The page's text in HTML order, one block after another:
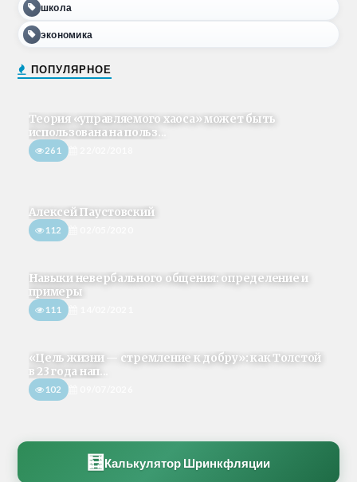
школа
экономика
ПОПУЛЯРНОЕ
Теория «управляемого хаоса» может быть
использована на польз...
261
Алексей Паустовский
112
Навыки невербального общения: определение и
примеры
111
«Цель жизни — стремление к добру»: как Толстой
в 23 года нап...
102
🧮 Калькулятор Шринкфляции